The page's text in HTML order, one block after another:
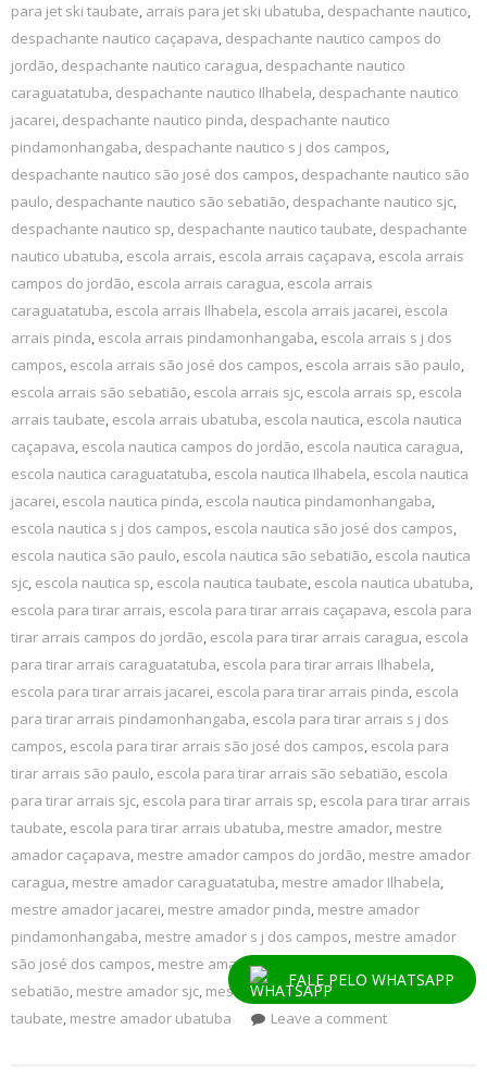
FALE PELO WHATSAPP
para jet ski taubate, arrais para jet ski ubatuba, despachante nautico,
despachante nautico caçapava, despachante nautico campos do
jordão, despachante nautico caragua, despachante nautico
caraguatatuba, despachante nautico Ilhabela, despachante nautico
jacarei, despachante nautico pinda, despachante nautico
pindamonhangaba, despachante nautico s j dos campos,
despachante nautico são josé dos campos, despachante nautico são
paulo, despachante nautico são sebatião, despachante nautico sjc,
despachante nautico sp, despachante nautico taubate, despachante
nautico ubatuba, escola arrais, escola arrais caçapava, escola arrais
campos do jordão, escola arrais caragua, escola arrais
caraguatatuba, escola arrais Ilhabela, escola arrais jacarei, escola
arrais pinda, escola arrais pindamonhangaba, escola arrais s j dos
campos, escola arrais são josé dos campos, escola arrais são paulo,
escola arrais são sebatião, escola arrais sjc, escola arrais sp, escola
arrais taubate, escola arrais ubatuba, escola nautica, escola nautica
caçapava, escola nautica campos do jordão, escola nautica caragua,
escola nautica caraguatatuba, escola nautica Ilhabela, escola nautica
jacarei, escola nautica pinda, escola nautica pindamonhangaba,
escola nautica s j dos campos, escola nautica são josé dos campos,
escola nautica são paulo, escola nautica são sebatião, escola nautica
sjc, escola nautica sp, escola nautica taubate, escola nautica ubatuba,
escola para tirar arrais, escola para tirar arrais caçapava, escola para
tirar arrais campos do jordão, escola para tirar arrais caragua, escola
para tirar arrais caraguatatuba, escola para tirar arrais Ilhabela,
escola para tirar arrais jacarei, escola para tirar arrais pinda, escola
para tirar arrais pindamonhangaba, escola para tirar arrais s j dos
campos, escola para tirar arrais são josé dos campos, escola para
tirar arrais são paulo, escola para tirar arrais são sebatião, escola
para tirar arrais sjc, escola para tirar arrais sp, escola para tirar arrais
taubate, escola para tirar arrais ubatuba, mestre amador, mestre
amador caçapava, mestre amador campos do jordão, mestre amador
caragua, mestre amador caraguatatuba, mestre amador Ilhabela,
mestre amador jacarei, mestre amador pinda, mestre amador
pindamonhangaba, mestre amador s j dos campos, mestre amador
são josé dos campos, mestre amador são paulo
mestre amador são
sebatião, mestre amador sjc, mestre amador sp, mestre amador
taubate, mestre amador ubatuba Leave a comment